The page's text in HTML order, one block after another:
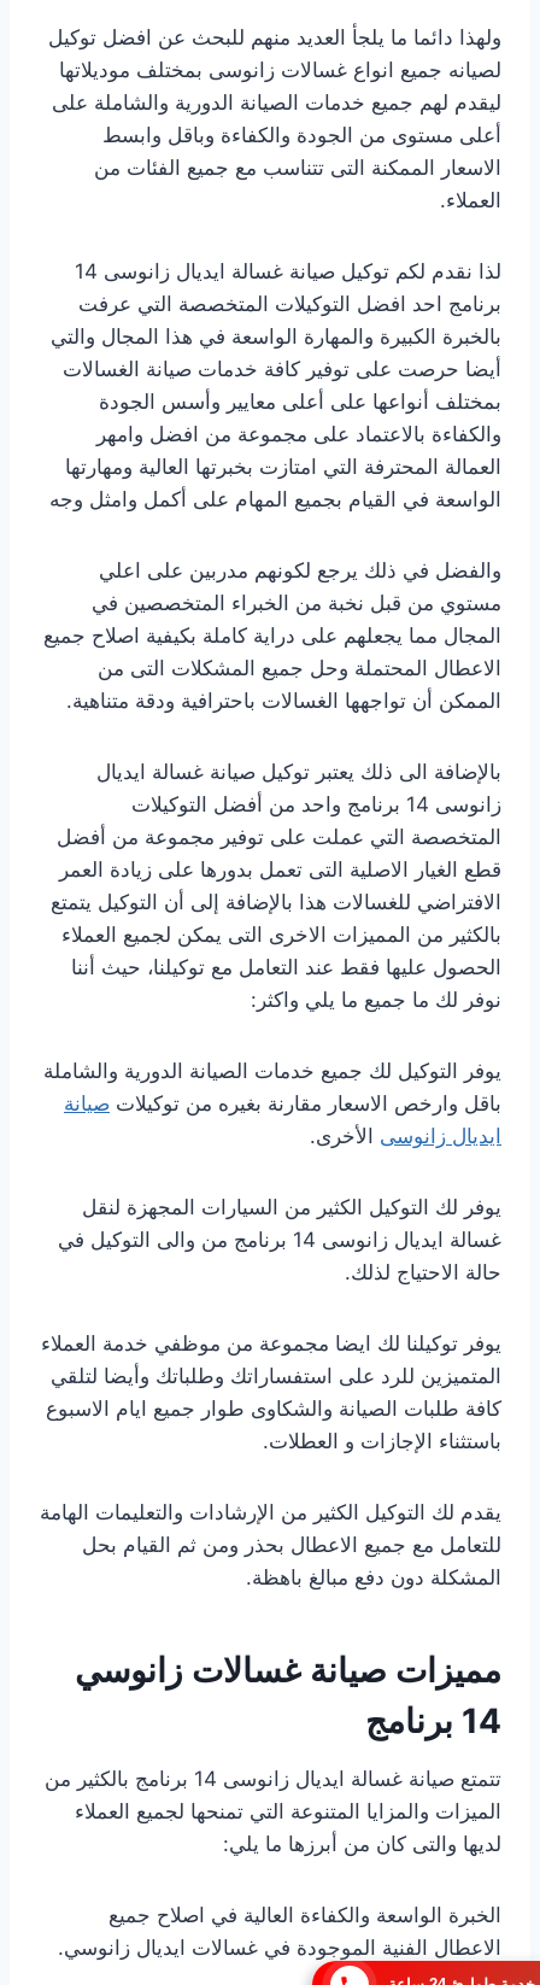
ولهذا دائما ما يلجأ العديد منهم للبحث عن افضل توكيل
لصيانه جميع انواع غسالات زانوسى بمختلف موديلاتها
ليقدم لهم جميع خدمات الصيانة الدورية والشاملة على
أعلى مستوى من الجودة والكفاءة وباقل وابسط
الاسعار الممكنة التى تتناسب مع جميع الفئات من
العملاء.
لذا نقدم لكم توكيل صيانة غسالة ايديال زانوسى 14
برنامج احد افضل التوكيلات المتخصصة التي عرفت
بالخبرة الكبيرة والمهارة الواسعة في هذا المجال والتي
أيضا حرصت على توفير كافة خدمات صيانة الغسالات
بمختلف أنواعها على أعلى معايير وأسس الجودة
والكفاءة بالاعتماد على مجموعة من افضل وامهر
العمالة المحترفة التي امتازت بخبرتها العالية ومهارتها
الواسعة في القيام بجميع المهام على أكمل وامثل وجه
والفضل في ذلك يرجع لكونهم مدربين على اعلي
مستوي من قبل نخبة من الخبراء المتخصصين في
المجال مما يجعلهم على دراية كاملة بكيفية اصلاح جميع
الاعطال المحتملة وحل جميع المشكلات التى من
الممكن أن تواجهها الغسالات باحترافية ودقة متناهية.
بالإضافة الى ذلك يعتبر توكيل صيانة غسالة ايديال
زانوسى 14 برنامج واحد من أفضل التوكيلات
المتخصصة التي عملت على توفير مجموعة من أفضل
قطع الغيار الاصلية التى تعمل بدورها على زيادة العمر
الافتراضي للغسالات هذا بالإضافة إلى أن التوكيل يتمتع
بالكثير من المميزات الاخرى التى يمكن لجميع العملاء
الحصول عليها فقط عند التعامل مع توكيلنا، حيث أننا
نوفر لك ما جميع ما يلي واكثر:
يوفر التوكيل لك جميع خدمات الصيانة الدورية والشاملة
باقل وارخص الاسعار مقارنة بغيره من توكيلات صيانة
ايديال زانوسى الأخرى.
يوفر لك التوكيل الكثير من السيارات المجهزة لنقل
غسالة ايديال زانوسى 14 برنامج من والى التوكيل في
حالة الاحتياج لذلك.
يوفر توكيلنا لك ايضا مجموعة من موظفي خدمة العملاء
المتميزين للرد على استفساراتك وطلباتك وأيضا لتلقي
كافة طلبات الصيانة والشكاوى طوار جميع ايام الاسبوع
باستثناء الإجازات و العطلات.
يقدم لك التوكيل الكثير من الإرشادات والتعليمات الهامة
للتعامل مع جميع الاعطال بحذر ومن ثم القيام بحل
المشكلة دون دفع مبالغ باهظة.
مميزات صيانة غسالات زانوسي
14 برنامج
تتمتع صيانة غسالة ايديال زانوسى 14 برنامج بالكثير من
الميزات والمزايا المتنوعة التي تمنحها لجميع العملاء
لديها والتى كان من أبرزها ما يلي:
الخبرة الواسعة والكفاءة العالية في اصلاح جميع
الاعطال الفنية الموجودة في غسالات ايديال زانوسي.